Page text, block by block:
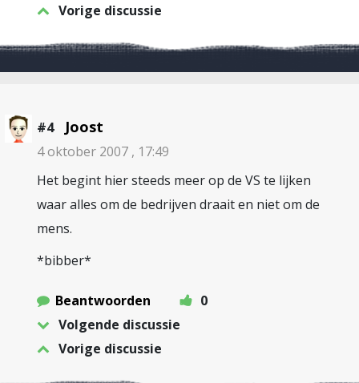
Vorige discussie
#4 Joost
4 oktober 2007 , 17:49
Het begint hier steeds meer op de VS te lijken
waar alles om de bedrijven draait en niet om de
mens.
*bibber*
Beantwoorden
0
Volgende discussie
Vorige discussie